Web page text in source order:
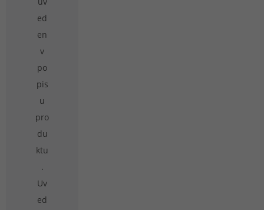
ed
en
v
po
pis
u
pro
du
ktu
.
Uv
ed